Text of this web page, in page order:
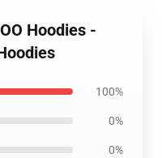
Hoodies -
100%
0%
0%